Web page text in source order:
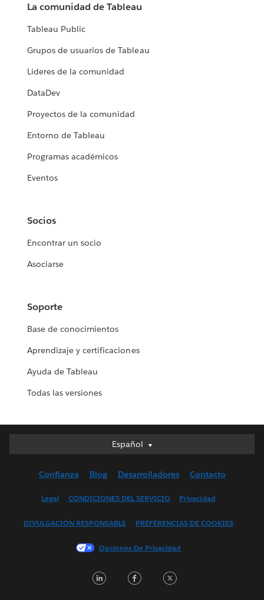
La comunidad de Tableau
Tableau Public
Grupos de usuarios de Tableau
Líderes de la comunidad
DataDev
Proyectos de la comunidad
Entorno de Tableau
Programas académicos
Eventos
Socios
Encontrar un socio
Asociarse
Soporte
Base de conocimientos
Aprendizaje y certificaciones
Ayuda de Tableau
Todas las versiones
Español
Español
English (UK)
Français (France)
한국어
Confianza Blog Desarrolladores Contacto
Legal CONDICIONES DEL SERVICIO Privacidad
DIVULGACIÓN RESPONSABLE PREFERENCIAS DE COOKIES
Opciones De Privacidad
LinkedInFacebook